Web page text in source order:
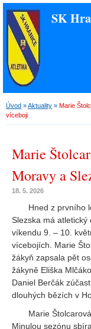
SK
Úvod »Aktuality » Marie
víceboji
Marie
Moravy a
18. 5. 2026
Hned z prvního
Slezska má
víkendu 9. – 10.
vícebojích. Marie
žákyň zapsala pět
žákyně Eliška
Daniel Berčák
dlouhých bězích v
Marie
Minulou sezónu